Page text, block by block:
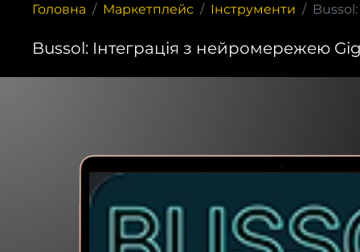
Головна Маркетплейс Інструменти
Bussol: Інтеграція з нейромережею